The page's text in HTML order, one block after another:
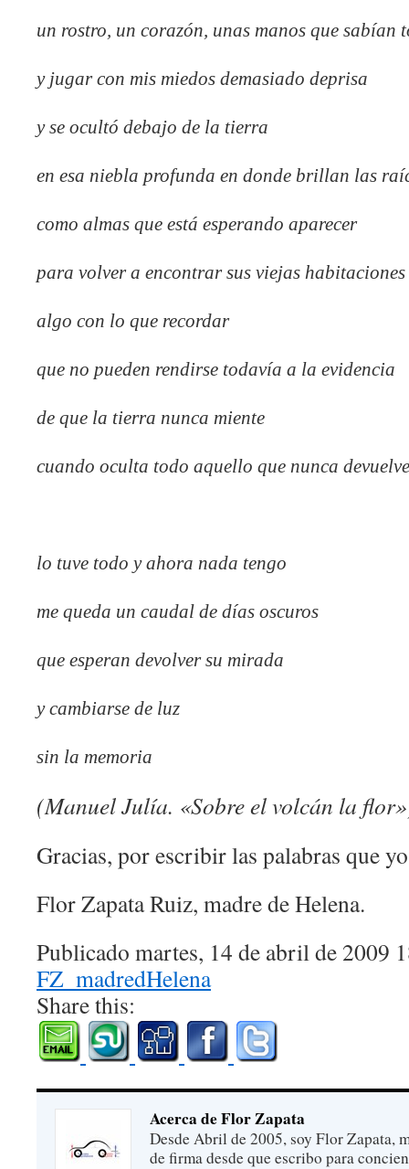
un rostro, un corazón, unas manos que sabían
y jugar con mis miedos demasiado deprisa
y se ocultó debajo de la tierra
en esa niebla profunda en donde brillan las
como almas que está esperando aparecer
para volver a encontrar sus viejas habitaciones
algo con lo que recordar
que no pueden rendirse todavía a la evidencia
de que la tierra nunca miente
cuando oculta todo aquello que nunca devuelve
lo tuve todo y ahora nada tengo
me queda un caudal de días oscuros
que esperan devolver su mirada
y cambiarse de luz
sin la memoria
(Manuel Julía. «Sobre el volcán la
Gracias, por escribir las palabras que
Flor Zapata Ruiz, madre de Helena.
Publicado martes, 14 de abril de 2009
FZ_madredHelena
Share this:
Acerca de Flor Zapata
Desde Abril de 2005, soy Flor Zapata,
de firma desde que escribo para